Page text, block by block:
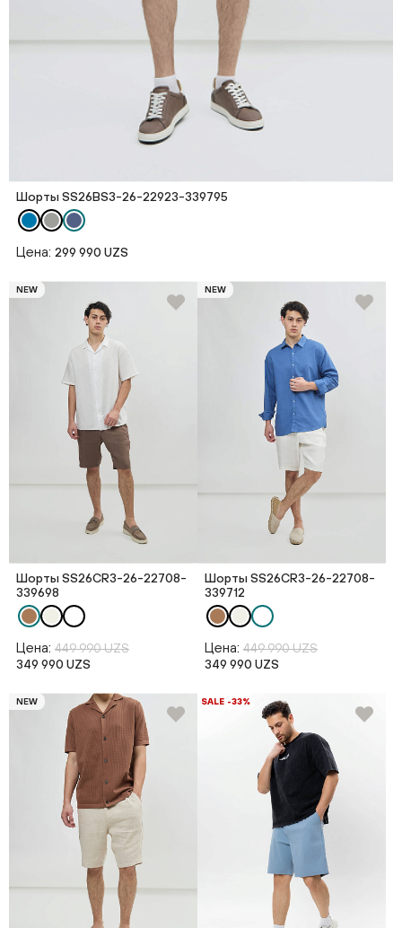
Шорты SS26BS3-26-22923-339795
Цена: 299 990 UZS
NEW
Шорты SS26CR3-26-22708-
339698
Цена: 449 990 UZS
349 990 UZS
NEW
Шорты SS26CR3-26-22708-
339712
Цена: 449 990 UZS
349 990 UZS
NEW SALE -33%